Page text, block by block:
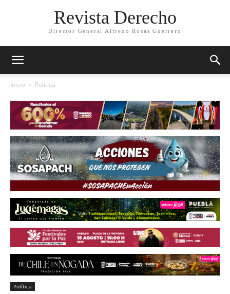
Revista Derecho
Director General Alfredo Rosas Guerrero
Inicio Política
Política